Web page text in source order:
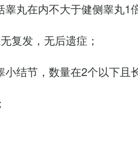
丸在内不大于健侧睾丸1
复发，无后遗症；
结节，数量在2个以下且